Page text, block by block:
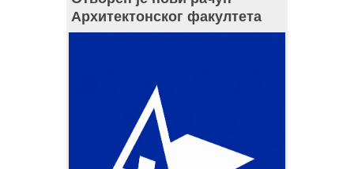
Архитектонског факултета